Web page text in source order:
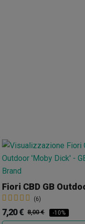
(6)
7,20 € 8,00 € -10%